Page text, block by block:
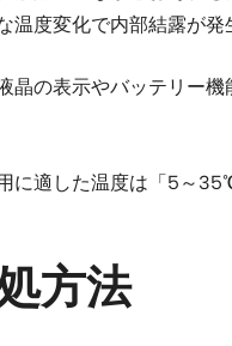
度変化で内部結露が発
晶の表示やバッテリー
に適した温度は「5～
方法